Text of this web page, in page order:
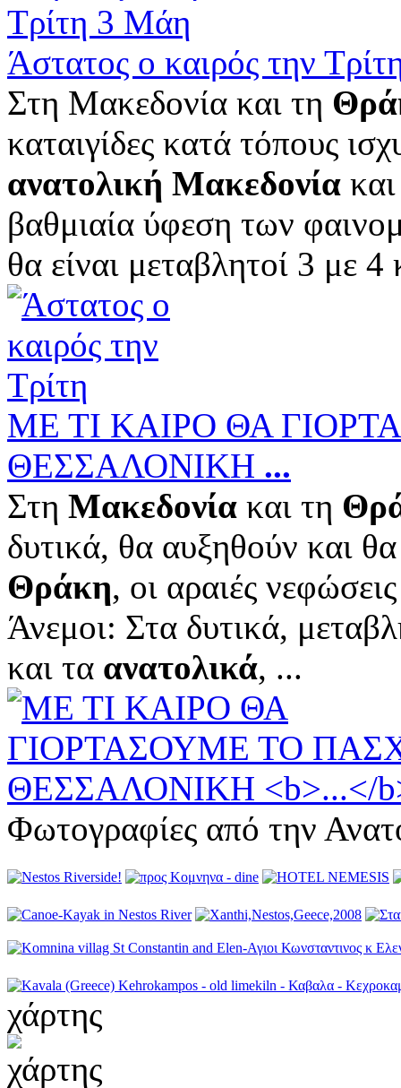
Άστατος ο καιρός την
Στη Μακεδονία και τη
καταιγίδες κατά τόπους
ανατολική Μακεδονία
βαθμιαία ύφεση των
θα είναι μεταβλητοί 3 με 4
ΜΕ ΤΙ ΚΑΙΡΟ ΘΑ
ΘΕΣΣΑΛΟΝΙΚΗ ...
Στη Μακεδονία και τη
δυτικά, θα αυξηθούν και
Θράκη, οι αραιές
Άνεμοι: Στα δυτικά,
και τα ανατολικά, ...
Φωτογραφίες από την
χάρτης